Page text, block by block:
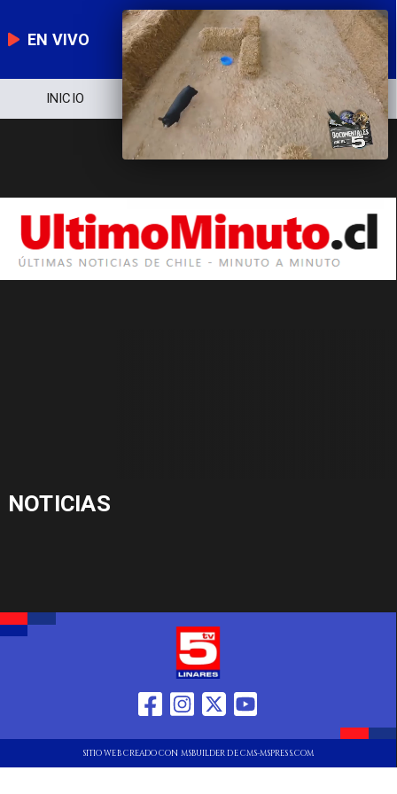
EN VIVO
INICIO NOTICIERO POLÍTICA
NOTICIAS
SITIO WEB CREADO CON MSBUILDER DE CMS-MSPRESS.COM